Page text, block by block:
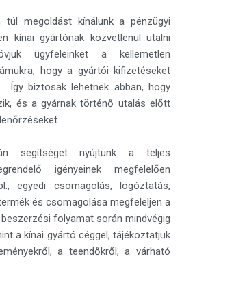
túl megoldást kínálunk a pénzügyi
kínai gyártónak közvetlenül utalni
ügyfeleinket a kellemetlen
hogy a gyártói kifizetéseket
Így biztosak lehetnek abban, hogy
és a gyárnak történő utalás előtt
segítséget nyújtunk a teljes
igényeinek megfelelően
egyedi csomagolás, logóztatás,
és csomagolása megfeleljen a
folyamat során mindvégig
a kínai gyártó céggel, tájékoztatjuk
a teendőkről, a várható